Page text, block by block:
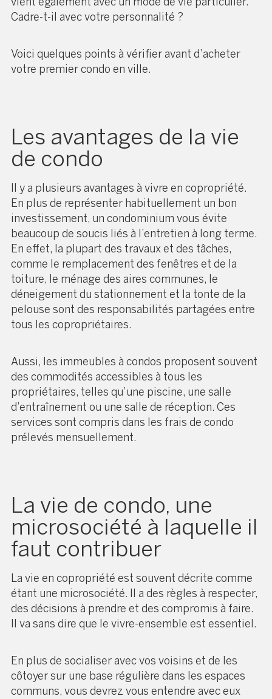
Cadre-t-il avec votre personnalité ?
Voici quelques points à vérifier avant d’acheter
votre premier condo en ville.
Les avantages de la vie
de condo
Il y a plusieurs avantages à vivre en copropriété.
En plus de représenter habituellement un bon
investissement, un condominium vous évite
beaucoup de soucis liés à l’entretien à long terme.
En effet, la plupart des travaux et des tâches,
comme le remplacement des fenêtres et de la
toiture, le ménage des aires communes, le
déneigement du stationnement et la tonte de la
pelouse sont des responsabilités partagées entre
tous les copropriétaires.
Aussi, les immeubles à condos proposent souvent
des commodités accessibles à tous les
propriétaires, telles qu’une piscine, une salle
d’entraînement ou une salle de réception. Ces
services sont compris dans les frais de condo
prélevés mensuellement.
La vie de condo, une
microsociété à laquelle il
faut contribuer
La vie en copropriété est souvent décrite comme
étant une microsociété. Il a des règles à respecter,
des décisions à prendre et des compromis à faire.
Il va sans dire que le vivre-ensemble est essentiel.
En plus de socialiser avec vos voisins et de les
côtoyer sur une base régulière dans les espaces
communs, vous devrez vous entendre avec eux